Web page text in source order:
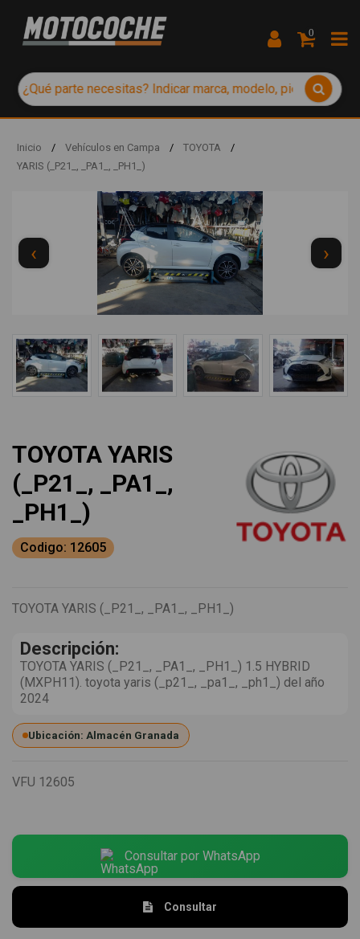
0
Inicio / Vehículos en Campa / TOYOTA
/
YARIS (_P21_, _PA1_, _PH1_)
‹ ›
TOYOTA YARIS
(_P21_, _PA1_,
_PH1_)
Codigo: 12605
TOYOTA YARIS (_P21_, _PA1_, _PH1_)
Descripción:
TOYOTA YARIS (_P21_, _PA1_, _PH1_) 1.5 HYBRID
(MXPH11). toyota yaris (_p21_, _pa1_, _ph1_) del año
2024
Ubicación: Almacén Granada
VFU 12605
Consultar por WhatsApp
Consultar